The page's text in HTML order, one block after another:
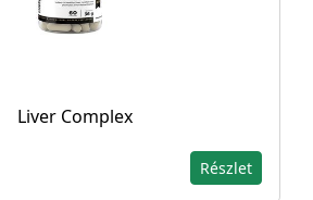
Liver Complex
Részlet